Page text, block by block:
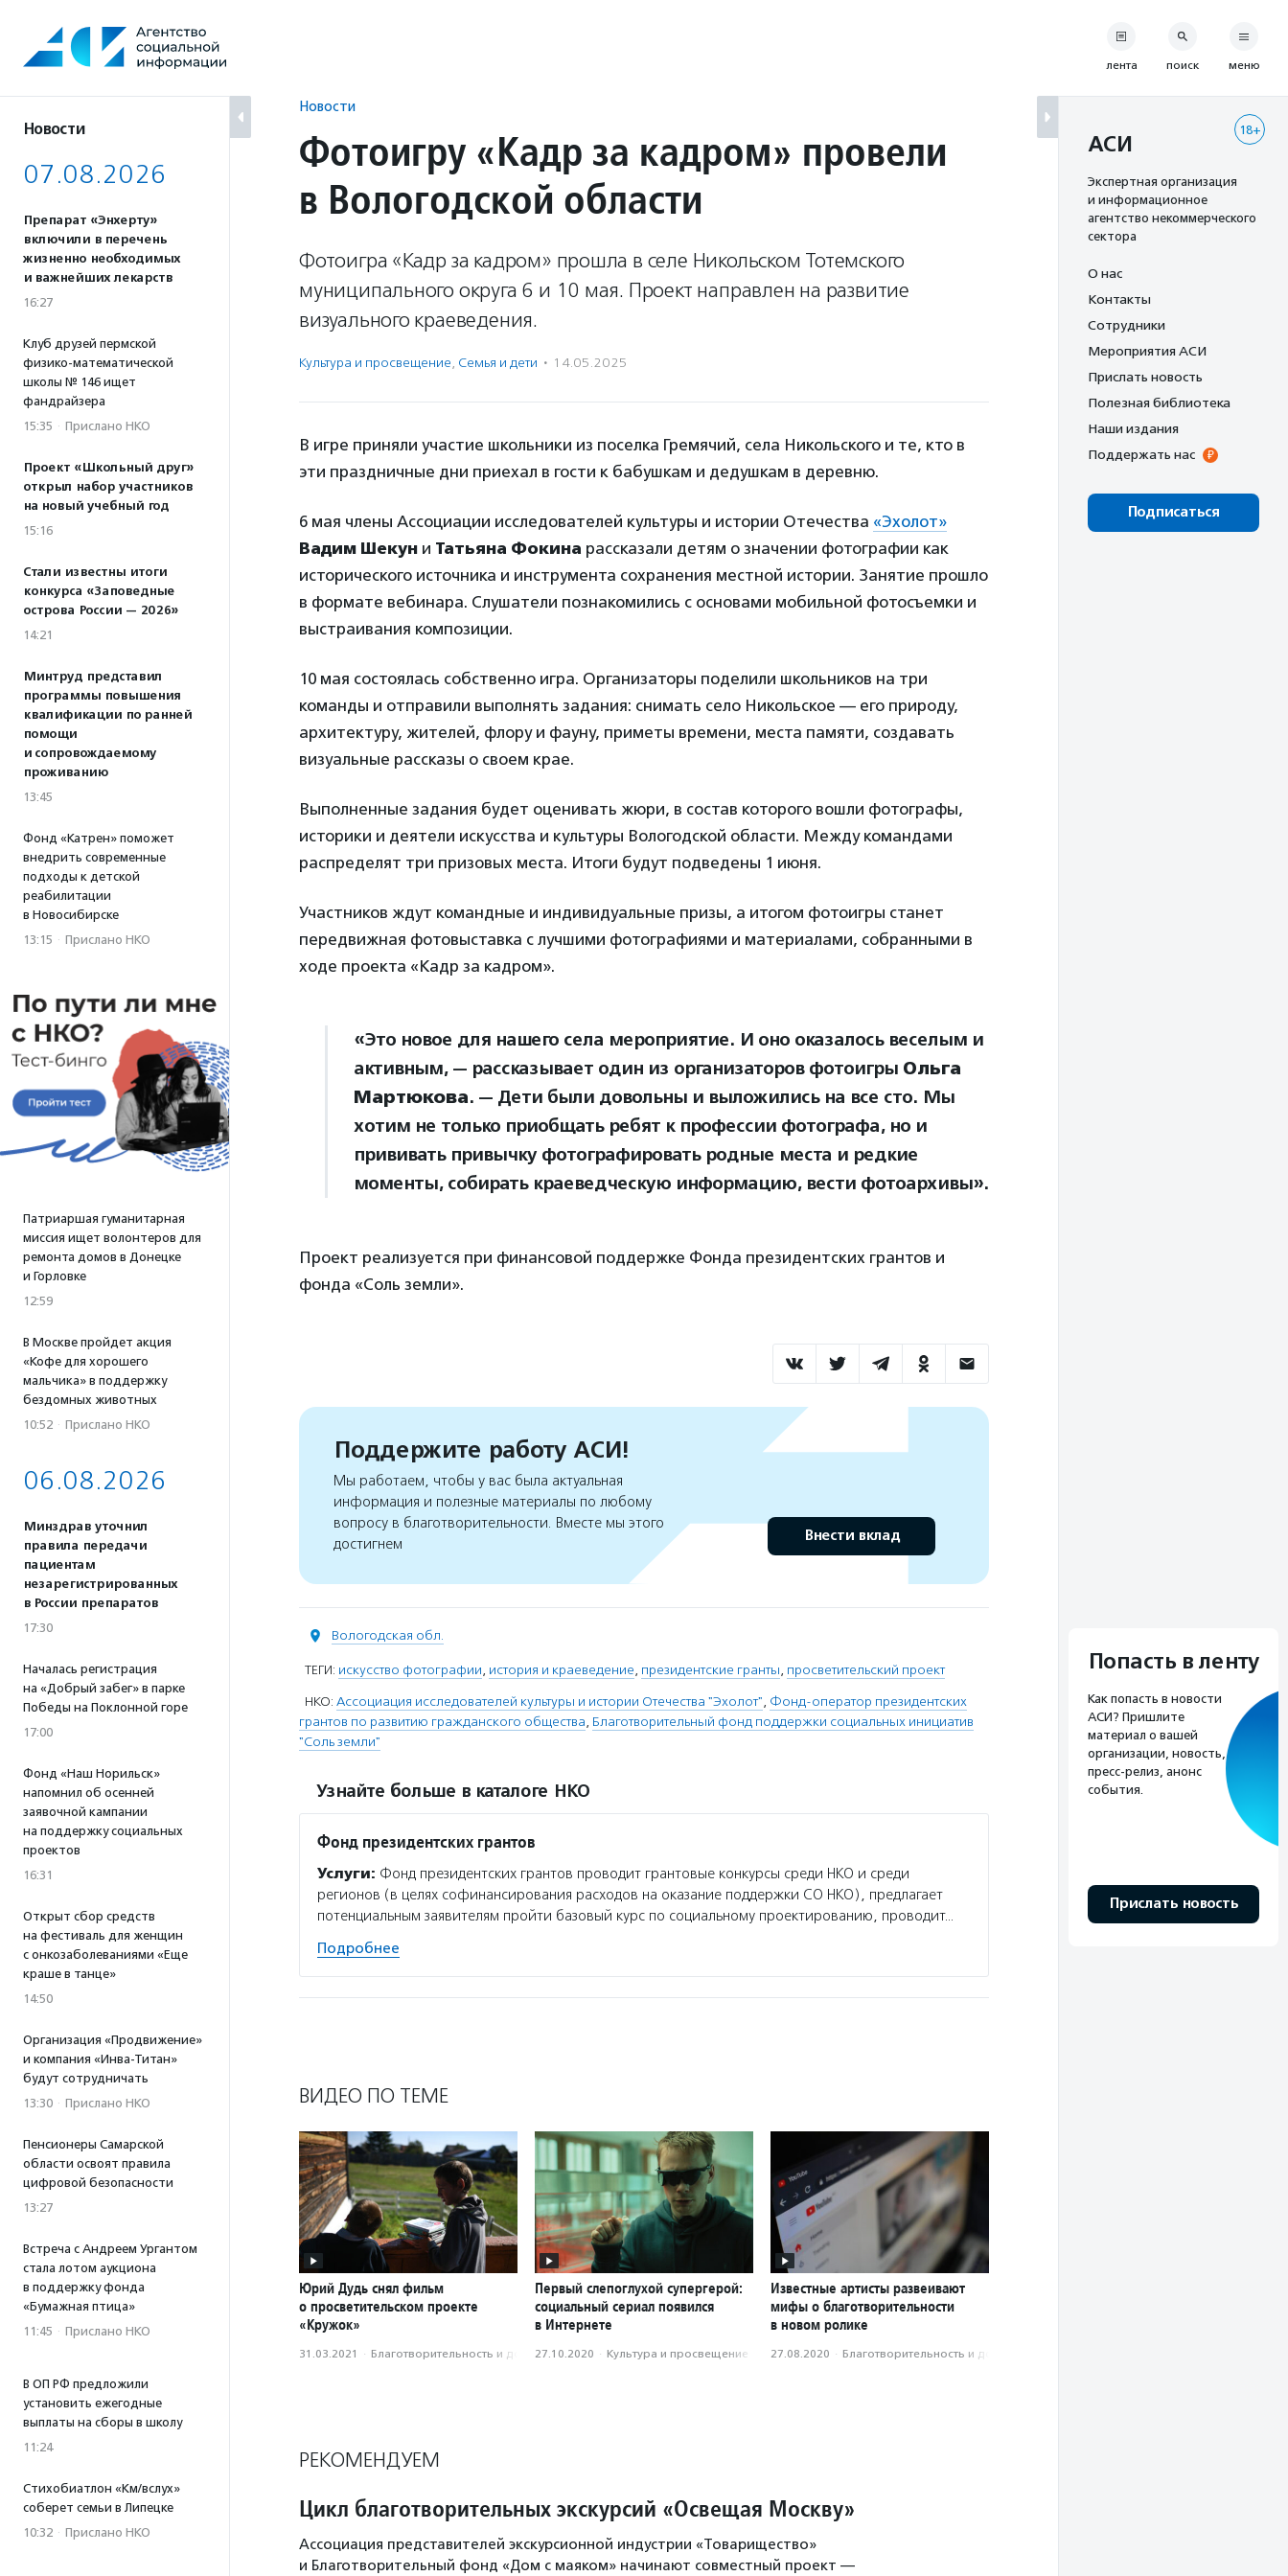
содержанию
Новости
07.08.2026
Препарат «Энхерту»
включили в перечень
жизненно необходимых
и важнейших лекарств
16:27
Клуб друзей пермской
физико-математической
школы № 146 ищет
фандрайзера
15:35 · Прислано НКО
Проект «Школьный друг»
открыл набор участников
на новый учебный год
15:16
Стали известны итоги
конкурса «Заповедные
острова России — 2026»
14:21
Минтруд представил
программы повышения
квалификации по ранней
помощи
и сопровождаемому
проживанию
13:45
Фонд «Катрен» поможет
внедрить современные
подходы к детской
реабилитации
в Новосибирске
13:15 · Прислано НКО
Патриаршая гуманитарная
миссия ищет волонтеров для
ремонта домов в Донецке
и Горловке
12:59
В Москве пройдет акция
«Кофе для хорошего
мальчика» в поддержку
бездомных животных
10:52 · Прислано НКО
06.08.2026
Минздрав уточнил
правила передачи
пациентам
незарегистрированных
в России препаратов
17:30
Началась регистрация
на «Добрый забег» в парке
Победы на Поклонной горе
17:00
Фонд «Наш Норильск»
напомнил об осенней
заявочной кампании
на поддержку социальных
проектов
16:31
Открыт сбор средств
на фестиваль для женщин
с онкозаболеваниями «Еще
краше в танце»
14:50
Организация «Продвижение»
и компания «Инва-Титан»
будут сотрудничать
13:30 · Прислано НКО
Пенсионеры Самарской
области освоят правила
цифровой безопасности
13:27
Встреча с Андреем Ургантом
стала лотом аукциона
в поддержку фонда
«Бумажная птица»
11:45 · Прислано НКО
В ОП РФ предложили
установить ежегодные
выплаты на сборы в школу
11:24
Стихобиатлон «Км/вслух»
соберет семьи в Липецке
10:32 · Прислано НКО
Новости
Фотоигру «Кадр за кадром» провели
в Вологодской области
Фотоигра «Кадр за кадром» прошла в селе Никольском Тотемского
муниципального округа 6 и 10 мая. Проект направлен на развитие
визуального краеведения.
Культура и просвещение, Семья и дети · 14.05.2025
В игре приняли участие школьники из поселка Гремячий, села Никольского и те, кто в
эти праздничные дни приехал в гости к бабушкам и дедушкам в деревню.
6 мая члены Ассоциации исследователей культуры и истории Отечества «Эхолот»
Вадим Шекун и Татьяна Фокина рассказали детям о значении фотографии как
исторического источника и инструмента сохранения местной истории. Занятие прошло
в формате вебинара. Слушатели познакомились с основами мобильной фотосъемки и
выстраивания композиции.
10 мая состоялась собственно игра. Организаторы поделили школьников на три
команды и отправили выполнять задания: снимать село Никольское — его природу,
архитектуру, жителей, флору и фауну, приметы времени, места памяти, создавать
визуальные рассказы о своем крае.
Выполненные задания будет оценивать жюри, в состав которого вошли фотографы,
историки и деятели искусства и культуры Вологодской области. Между командами
распределят три призовых места. Итоги будут подведены 1 июня.
Участников ждут командные и индивидуальные призы, а итогом фотоигры станет
передвижная фотовыставка с лучшими фотографиями и материалами, собранными в
ходе проекта «Кадр за кадром».
«Это новое для нашего села мероприятие. И оно оказалось веселым и
активным, — рассказывает один из организаторов фотоигры Ольга
Мартюкова. — Дети были довольны и выложились на все сто. Мы
хотим не только приобщать ребят к профессии фотографа, но и
прививать привычку фотографировать родные места и редкие
моменты, собирать краеведческую информацию, вести фотоархивы».
Проект реализуется при финансовой поддержке Фонда президентских грантов и
фонда «Соль земли».
Поддержите работу АСИ!
Мы работаем, чтобы у вас была актуальная
информация и полезные материалы по любому
вопросу в благотворительности. Вместе мы этого
достигнем
Внести вклад
Вологодская обл.
ТЕГИ: искусство фотографии, история и краеведение, президентские гранты, просветительский проект
НКО: Ассоциация исследователей культуры и истории Отечества "Эхолот", Фонд-оператор президентских
грантов по развитию гражданского общества, Благотворительный фонд поддержки социальных инициатив
"Соль земли"
Узнайте больше в каталоге НКО
Фонд президентских грантов
Услуги: Фонд президентских грантов проводит грантовые конкурсы среди НКО и среди
регионов (в целях софинансирования расходов на оказание поддержки СО НКО), предлагает
потенциальным заявителям пройти базовый курс по социальному проектированию, проводит…
Подробнее
ВИДЕО ПО ТЕМЕ
Юрий Дудь снял фильм
о просветительском проекте
«Кружок»
31.03.2021 · Благотвори­тель­ность и доброволь­чест­во
Первый слепоглухой супергерой:
социальный сериал появился
в Интернете
27.10.2020 · Культура и просвещение
Известные артисты развеивают
мифы о благотворительности
в новом ролике
27.08.2020 · Благотвори­тель­ность и доброволь­чест­во
РЕКОМЕНДУЕМ
Цикл благотворительных экскурсий «Освещая Москву»
Ассоциация представителей экскурсионной индустрии «Товарищество»
и Благотворительный фонд «Дом с маяком» начинают совместный проект —
лента поиск меню
18+
АСИ
Экспертная организация
и информационное
агентство некоммерческого
сектора
О нас
Контакты
Сотрудники
Мероприятия АСИ
Прислать новость
Полезная библиотека
Наши издания
Поддержать нас
Подписаться
Попасть в ленту
Как попасть в новости
АСИ? Пришлите
материал о вашей
организации, новость,
пресс-релиз, анонс
события.
Прислать новость